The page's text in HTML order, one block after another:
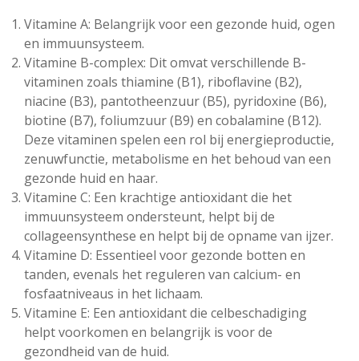
Vitamine A: Belangrijk voor een gezonde huid, ogen
en immuunsysteem.
Vitamine B-complex: Dit omvat verschillende B-
vitaminen zoals thiamine (B1), riboflavine (B2),
niacine (B3), pantotheenzuur (B5), pyridoxine (B6),
biotine (B7), foliumzuur (B9) en cobalamine (B12).
Deze vitaminen spelen een rol bij energieproductie,
zenuwfunctie, metabolisme en het behoud van een
gezonde huid en haar.
Vitamine C: Een krachtige antioxidant die het
immuunsysteem ondersteunt, helpt bij de
collageensynthese en helpt bij de opname van ijzer.
Vitamine D: Essentieel voor gezonde botten en
tanden, evenals het reguleren van calcium- en
fosfaatniveaus in het lichaam.
Vitamine E: Een antioxidant die celbeschadiging
helpt voorkomen en belangrijk is voor de
gezondheid van de huid.